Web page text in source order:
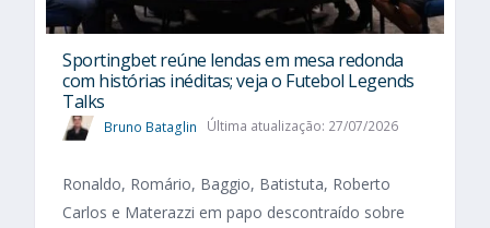
Sportingbet reúne lendas em mesa redonda
com histórias inéditas; veja o Futebol Legends
Talks
Bruno Bataglin Última atualização: 27/07/2026
Ronaldo, Romário, Baggio, Batistuta, Roberto
Carlos e Materazzi em papo descontraído sobre